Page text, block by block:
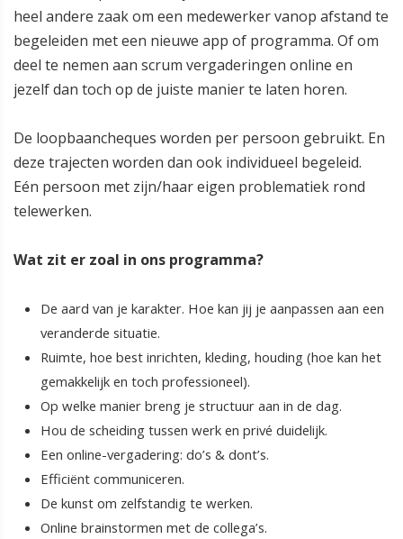
heel andere zaak om een medewerker vanop afstand te
begeleiden met een nieuwe app of programma. Of om
deel te nemen aan scrum vergaderingen online en
jezelf dan toch op de juiste manier te laten horen.
De loopbaancheques worden per persoon gebruikt. En
deze trajecten worden dan ook individueel begeleid.
Eén persoon met zijn/haar eigen problematiek rond
telewerken.
Wat zit er zoal in ons programma?
De aard van je karakter. Hoe kan jij je aanpassen aan een
veranderde situatie.
Ruimte, hoe best inrichten, kleding, houding (hoe kan het
gemakkelijk en toch professioneel).
Op welke manier breng je structuur aan in de dag.
Hou de scheiding tussen werk en privé duidelijk.
Een online-vergadering: do’s & dont’s.
Efficiënt communiceren.
De kunst om zelfstandig te werken.
Online brainstormen met de collega’s.